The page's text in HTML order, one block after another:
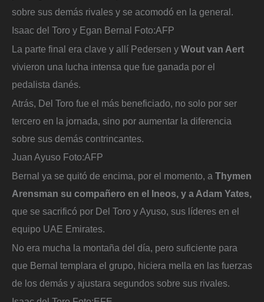
sobre sus demás rivales y se acomodó en la general.
Isaac del Toro y Egan Bernal Foto:AFP
La parte final era clave y allí Pedersen y Wout van Aert
vivieron una lucha intensa que fue ganada por el
pedalista danés.
Atrás, Del Toro fue el más beneficiado, no solo por ser
tercero en la jornada, sino por aumentar la diferencia
sobre sus demás contrincantes.
Juan Ayuso Foto:AFP
Bernal ya se quitó de encima, por el momento, a Thymen
Arensman su compañero en el Ineos, y a Adam Yates,
que se sacrificó por Del Toro y Ayuso, sus líderes en el
equipo UAE Emirates.
No era mucha la montaña del día, pero suficiente para
que Bernal templara el grupo, hiciera mella en las fuerzas
de los demás y ajustara segundos sobre sus rivales.